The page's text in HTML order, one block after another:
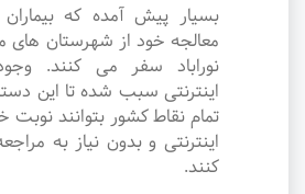
بسیار پیش آمده که
معالجه خود از شهرستان
نوراباد سفر می کنند.
اینترنتی سبب شده تا این
تمام نقاط کشور بتوانند نوبت
اینترنتی و بدون نیاز به
کنند.